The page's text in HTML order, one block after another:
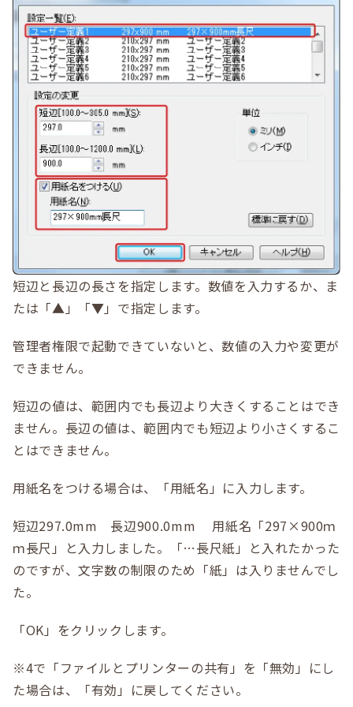
短辺と長辺の長さを指定します。数値を入力するか、ま
たは「▲」「▼」で指定します。
管理者権限で起動できていないと、数値の入力や変更が
できません。
短辺の値は、範囲内でも長辺より大きくすることはでき
ません。長辺の値は、範囲内でも短辺より小さくするこ
とはできません。
用紙名をつける場合は、「用紙名」に入力します。
短辺297.0mm 長辺900.0mm 用紙名「297×900ｍ
ｍ長尺」と入力しました。「…長尺紙」と入れたかった
のですが、文字数の制限のため「紙」は入りませんでし
た。
「OK」をクリックします。
※4で「ファイルとプリンターの共有」を「無効」にし
た場合は、「有効」に戻してください。